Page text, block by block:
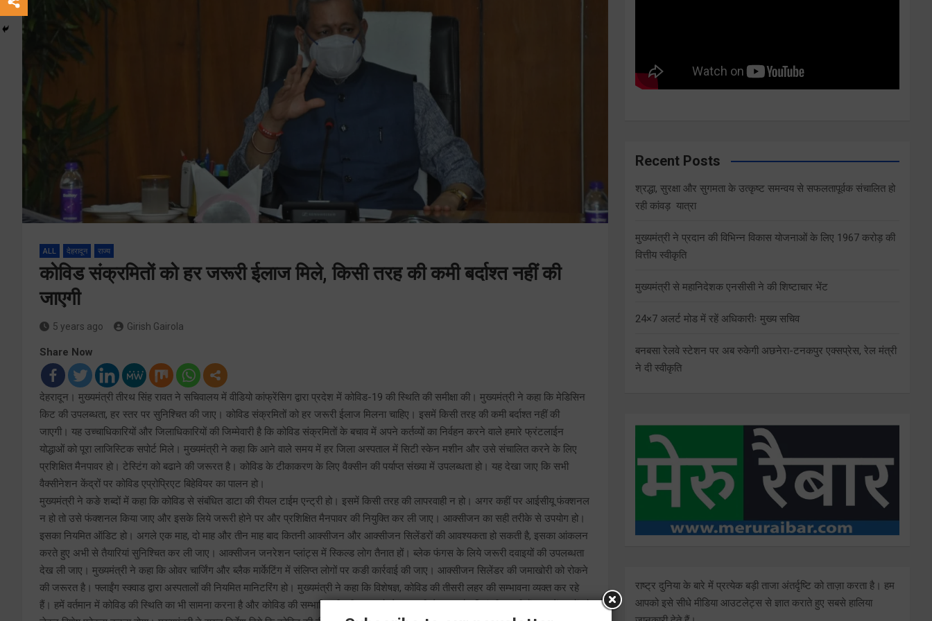
ALL देहरादून राज्य
कोविड संक्रमितों को हर जरूरी ईलाज मिले, किसी तरह की कमी बर्दाश्त नहीं की
जाएगी
5 years ago Girish Gairola
Share Now
देहरादून। मुख्यमंत्री तीरथ सिंह रावत ने सचिवालय में वीडियो कांफ्रेंसिग द्वारा प्रदेश में कोविड-19 की स्थिति की समीक्षा की। मुख्यमंत्री ने कहा कि मेडिसिन
किट की उपलब्धता, हर स्तर पर सुनिश्चित की जाए। कोविड संक्रमितों को हर जरूरी ईलाज मिलना चाहिए। इसमें किसी तरह की कमी बर्दाश्त नहीं की
जाएगी। यह उच्चाधिकारियों और जिलाधिकारियों की जिम्मेवारी है कि कोविड संक्रमितों के बचाव में अपने कर्तव्यों का निर्वहन करने वाले हमारे फ्रंटलाईन
योद्धाओं को पूरा लाजिस्टिक सपोर्ट मिले। मुख्यमंत्री ने कहा कि आने वाले समय में हर जिला अस्पताल में सिटी स्केन मशीन और उसे संचालित करने के लिए
प्रशिक्षित मैनपावर हो। टेस्टिंग को बढाने की जरूरत है। कोविड के टीकाकरण के लिए वैक्सीन की पर्याप्त संख्या में उपलब्धता हो। यह देखा जाए कि सभी
वैक्सीनेशन केंद्रों पर कोविड एप्रोप्रिएट बिहेवियर का पालन हो।
मुख्यमंत्री ने कङे शब्दों में कहा कि कोविड से संबंधित डाटा की रीयल टाईम एन्ट्री हो। इसमें किसी तरह की लापरवाही न हो। अगर कहीं पर आईसीयू फंक्शनल
न हो तो उसे फंक्शनल किया जाए और इसके लिये जरूरी होने पर और प्रशिक्षित मैनपावर की नियुक्ति कर ली जाए। आक्सीजन का सही तरीके से उपयोग हो।
इसका नियमित ऑडिट हो। अगले एक माह, दो माह और तीन माह बाद कितनी आक्सीजन और आक्सीजन सिलेंडरों की आवश्यकता हो सकती है, इसका आंकलन
करते हुए अभी से तैयारियां सुनिश्चित कर ली जाए। आक्सीजन जनरेशन प्लांट्स में स्किल्ड लोग तैनात हों। ब्लेक फंगस के लिये जरूरी दवाइयों की उपलब्धता
देख ली जाए। मुख्यमंत्री ने कहा कि ओवर चार्जिंग और ब्लैक मार्केटिंग में संलिप्त लोगों पर कङी कार्रवाई की जाए। आक्सीजन सिलेंडर की जमाखोरी को रोकने
की जरूरत है। फ्लाईंग स्क्वाड द्वारा अस्पतालों की नियमित मानिटरिंग हो। मुख्यमंत्री ने कहा कि विशेषज्ञ, कोविड की तीसरी लहर की सम्भावना व्यक्त कर रहे
हैं। हमें वर्तमान में कोविड की स्थिति का भी सामना करना है और कोविड की सम्भावित तीसरी लहर को लेकर अभी से पुख्ता तैयारियां भी करनी हैं। इसमें बच्चों को
Recent Posts
श्रद्धा, सुरक्षा और सुगमता के उत्कृष्ट समन्वय से सफलतापूर्वक संचालित हो
रही कांवड़ यात्रा
मुख्यमंत्री ने प्रदान की विभिन्न विकास योजनाओं के लिए 1967 करोड़ की
वित्तीय स्वीकृति
मुख्यमंत्री से महानिदेशक एनसीसी ने की शिष्टाचार भेंट
24×7 अलर्ट मोड में रहें अधिकारीः मुख्य सचिव
बनबसा रेलवे स्टेशन पर अब रुकेगी अछनेरा-टनकपुर एक्सप्रेस, रेल मंत्री
ने दी स्वीकृति
राष्ट्र दुनिया के बारे में प्रत्येक बड़ी ताजा अंतर्दृष्टि को ताज़ा करता है। हम
आपको इसे सीधे मीडिया आउटलेट्स से ज्ञात कराते हुए सबसे हालिया